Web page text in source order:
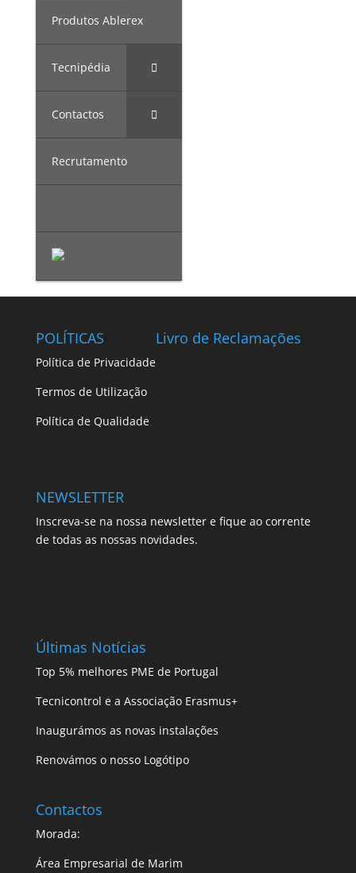
Produtos Ablerex
Tecnipédia
Contactos
Recrutamento
POLÍTICAS
Política de Privacidade
Termos de Utilização
Política de Qualidade
Livro de Reclamações
NEWSLETTER
Inscreva-se na nossa newsletter e fique ao corrente
de todas as nossas novidades.
Últimas Notícias
Top 5% melhores PME de Portugal
Tecnicontrol e a Associação Erasmus+
Inaugurámos as novas instalações
Renovámos o nosso Logótipo
Contactos
Morada:
Área Empresarial de Marim